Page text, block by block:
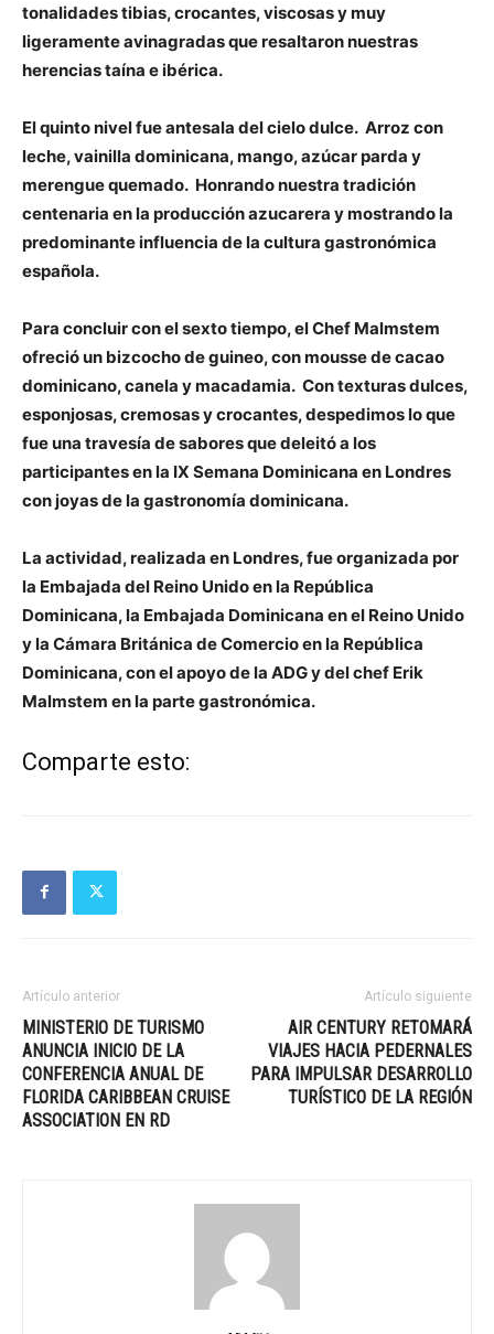
tonalidades tibias, crocantes, viscosas y muy
ligeramente avinagradas que resaltaron nuestras
herencias taína e ibérica.
El quinto nivel fue antesala del cielo dulce. Arroz con
leche, vainilla dominicana, mango, azúcar parda y
merengue quemado. Honrando nuestra tradición
centenaria en la producción azucarera y mostrando la
predominante influencia de la cultura gastronómica
española.
Para concluir con el sexto tiempo, el Chef Malmstem
ofreció un bizcocho de guineo, con mousse de cacao
dominicano, canela y macadamia. Con texturas dulces,
esponjosas, cremosas y crocantes, despedimos lo que
fue una travesía de sabores que deleitó a los
participantes en la IX Semana Dominicana en Londres
con joyas de la gastronomía dominicana.
La actividad, realizada en Londres, fue organizada por
la Embajada del Reino Unido en la República
Dominicana, la Embajada Dominicana en el Reino Unido
y la Cámara Británica de Comercio en la República
Dominicana, con el apoyo de la ADG y del chef Erik
Malmstem en la parte gastronómica.
Comparte esto:
Artículo anterior
MINISTERIO DE TURISMO
ANUNCIA INICIO DE LA
CONFERENCIA ANUAL DE
FLORIDA CARIBBEAN CRUISE
ASSOCIATION EN RD
Artículo siguiente
AIR CENTURY RETOMARÁ
VIAJES HACIA PEDERNALES
PARA IMPULSAR DESARROLLO
TURÍSTICO DE LA REGIÓN